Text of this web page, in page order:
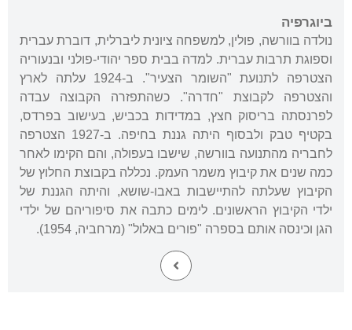
ביוגרפיה
נולדה בוורשה, פולין, למשפחה ציונית ליברלית, דוברת עברית
וספוגת תרבות עברית. למדה בבית ספר יהודי-פולני ובנעוריה
הצטרפה לתנועת "השומר הצעיר". ב-1924 עלתה לארץ
והצטרפה לקבוצת "חדרה". כשהתפזרה הקבוצה עבדה
לפרנסתה בריסוק חצץ, במדידות בכביש, בעישוב בפרדס,
בקטיף טבק ולבסוף היתה גננת בחיפה. ב-1927 הצטרפה
לחבריה מהתנועה בוורשה, שישבו בעפולה, והם הקימו לאחר
כמה שנים את קיבוץ משמר העמק. נכללה בקבוצת החלוץ של
הקיבוץ שעלתה להתיישבות באבו-שושא, והיתה הגננת של
ילדי הקיבוץ הראשונים. לימים כתבה את סיפוריהם של ילדי
הגן וכינסה אותם בספרה "פורים באלול" (מרחביה, 1954).